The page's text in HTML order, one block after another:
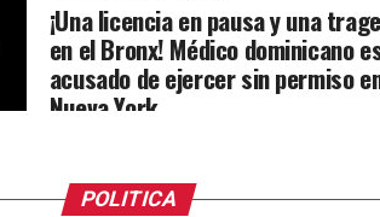
¡Una licencia en pausa y una
en el Bronx! Médico dominicano
acusado de ejercer sin permiso
Nueva York
POLITICA